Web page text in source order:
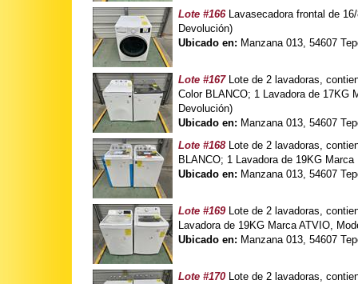
Lote #166Lavasecadora frontal de
Devolución)
Ubicado en: Manzana 013, 54607
Lote #167Lote de 2 lavadoras,
Color BLANCO; 1 Lavadora de 17KG
Devolución)
Ubicado en: Manzana 013, 54607
Lote #168Lote de 2 lavadoras,
BLANCO; 1 Lavadora de 19KG
Ubicado en: Manzana 013, 54607
Lote #169Lote de 2 lavadoras,
Lavadora de 19KG Marca ATVIO,
Ubicado en: Manzana 013, 54607
Lote #170 Lote de 2 lavadoras,